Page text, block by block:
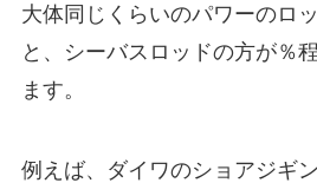
大体同じくらいのパワーのロ
と、シーバスロッドの方が％
ます。
例えば、ダイワのショアジギ